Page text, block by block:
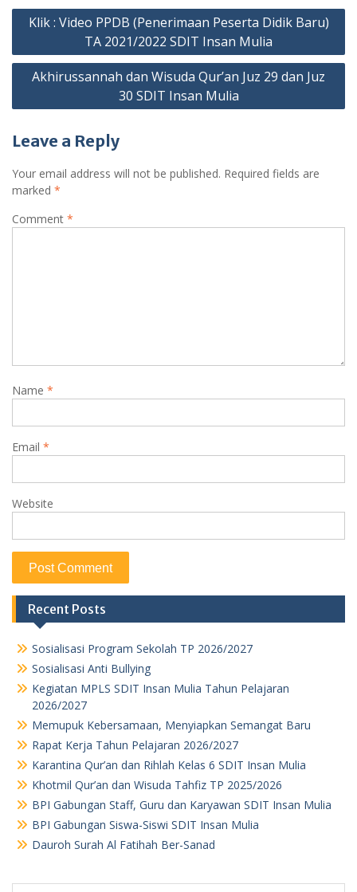
Post
navigation
Klik : Video PPDB (Penerimaan Peserta Didik Baru)
TA 2021/2022 SDIT Insan Mulia
Akhirussannah dan Wisuda Qur’an Juz 29 dan Juz
30 SDIT Insan Mulia
Leave a Reply
Your email address will not be published. Required fields are
marked *
Comment *
Name *
Email *
Website
Recent Posts
Sosialisasi Program Sekolah TP 2026/2027
Sosialisasi Anti Bullying
Kegiatan MPLS SDIT Insan Mulia Tahun Pelajaran
2026/2027
Memupuk Kebersamaan, Menyiapkan Semangat Baru
Rapat Kerja Tahun Pelajaran 2026/2027
Karantina Qur’an dan Rihlah Kelas 6 SDIT Insan Mulia
Khotmil Qur’an dan Wisuda Tahfiz TP 2025/2026
BPI Gabungan Staff, Guru dan Karyawan SDIT Insan Mulia
BPI Gabungan Siswa-Siswi SDIT Insan Mulia
Dauroh Surah Al Fatihah Ber-Sanad